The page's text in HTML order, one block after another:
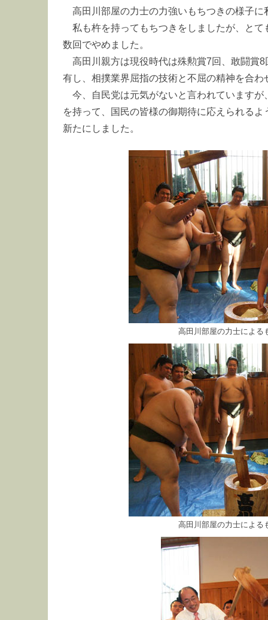
高田川部屋の力士の力強いもちつきの様子
私も杵を持ってもちつきをしましたが、と
数回でやめました。
高田川親方は現役時代は殊勲賞7回、敢闘賞
有し、相撲業界屈指の技術と不屈の精神を合
今、自民党は元気がないと言われています
を持って、国民の皆様の御期待に応えられる
新たにしました。
高田川部屋の力士による
高田川部屋の力士による